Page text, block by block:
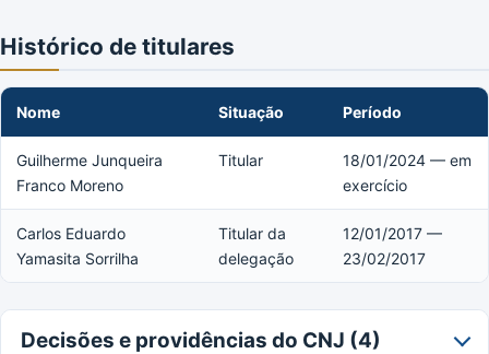
Histórico de titulares
Nome Situação Período
Guilherme Junqueira
Franco Moreno
Titular
18/01/2024 — em
exercício
Carlos Eduardo
Yamasita Sorrilha
Titular da
delegação
12/01/2017 —
23/02/2017
Decisões e providências do CNJ (4)